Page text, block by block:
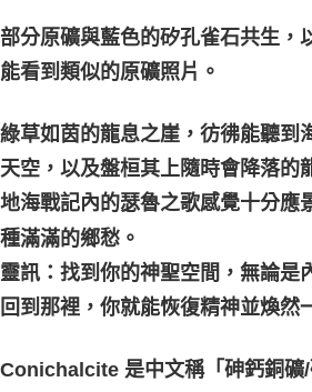
每筆NT$80，滿NT$3,000(含以上)免運費
付款後門市自取
部分原礦與藍色的矽孔雀石共生，
能看到類似的原礦照片。
綠草如茵的龍息之崖，彷彿能聽到
天空，以及盤桓其上隨時會降落的
地海戰記內的瑟魯之歌感覺十分應
種滿滿的鄉愁。
靈訊：找到你的神聖空間，無論是
回到那裡，你就能恢復精神並煥然
Conichalcite 是中文稱「砷鈣銅礦